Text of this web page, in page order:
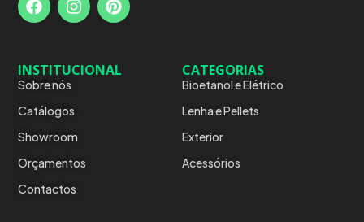
INSTITUCIONAL
Sobre nós
Catálogos
Showroom
Orçamentos
Contactos
CATEGORIAS
Bioetanol e Elétrico
Lenha e Pellets
Exterior
Acessórios